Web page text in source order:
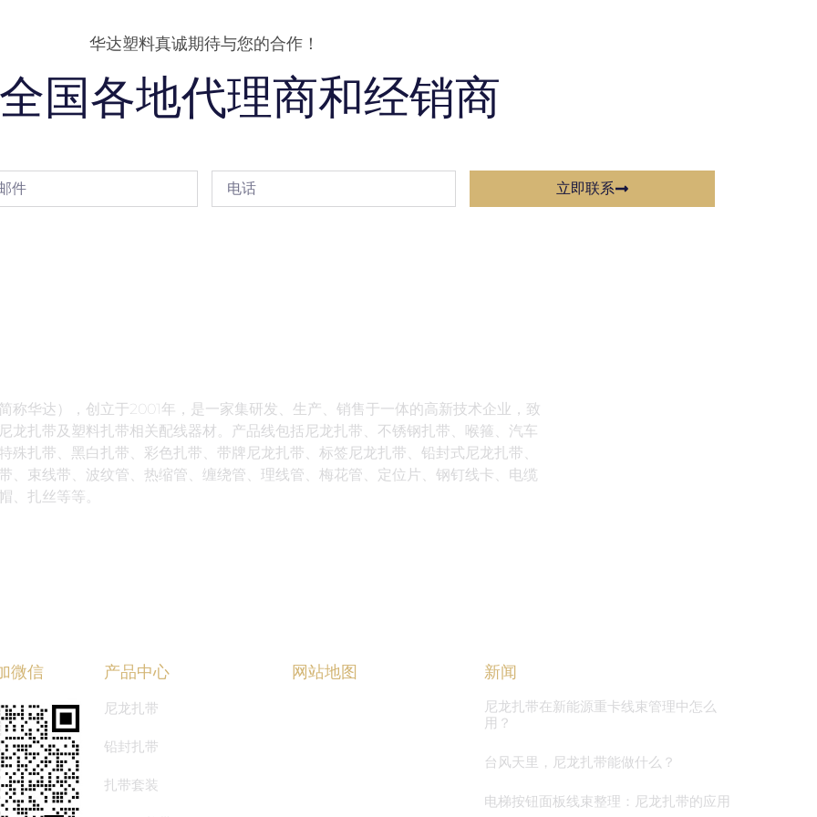
华达塑料真诚期待与您的合作！
国各地代理商和经销商
立即联系
称华达），创立于2001年，是一家集研发、生产、销售于一体的高新技术企业，致
龙扎带及塑料扎带相关配线器材。产品线包括尼龙扎带、不锈钢扎带、喉箍、汽车
殊扎带、黑白扎带、彩色扎带、带牌尼龙扎带、标签尼龙扎带、铅封式尼龙扎带、
、束线带、波纹管、热缩管、缠绕管、理线管、梅花管、定位片、钢钉线卡、电缆
、扎丝等等。
微信 产品中心
尼龙扎带
铅封扎带
扎带套装
网站地图 新闻
尼龙扎带在新能源重卡线束管理中怎么
用？
台风天里，尼龙扎带能做什么？
电梯按钮面板线束整理：尼龙扎带的应用